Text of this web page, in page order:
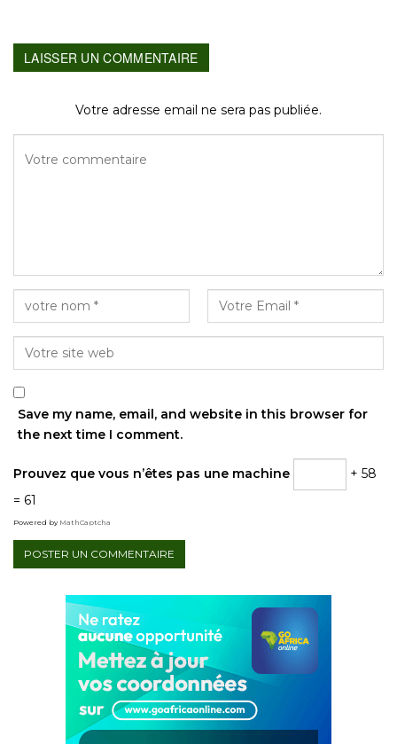
LAISSER UN COMMENTAIRE
Votre adresse email ne sera pas publiée.
Save my name, email, and website in this browser for
the next time I comment.
Prouvez que vous n’êtes pas une machine
+ 58
= 61
Powered by MathCaptcha